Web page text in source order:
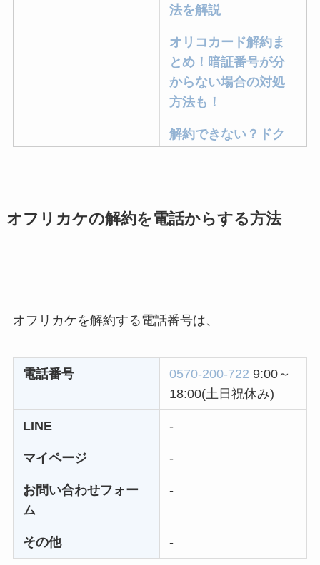
法を解説
オリコカード解約ま
とめ！暗証番号が分
からない場合の対処
方法も！
解約できない？ドク
ミュゼプラチナムの
解約方法まとめ！契
とめ！最短手続きや
詳しく解説！
ユンス美容液の解約
まとめ！電話が繋が
らない時の裏ワザ
なにわサプリ
電話以外に手続きす
る方法ある？
オフリカケの解約を電話からする方法
オフリカケを解約する電話番号は、
電話番号 0570-200-722 9:00～
18:00(土日祝休み)
LINE -
マイページ -
お問い合わせフォー
ム
-
その他 -